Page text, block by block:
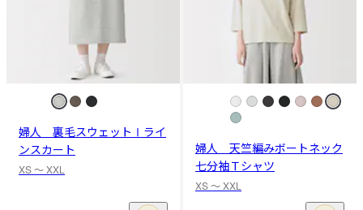
婦人 裏毛スウェットⅠライ
ンスカート
XS 〜 XXL
婦人 天竺編みボートネック
七分袖Ｔシャツ
XS 〜 XXL